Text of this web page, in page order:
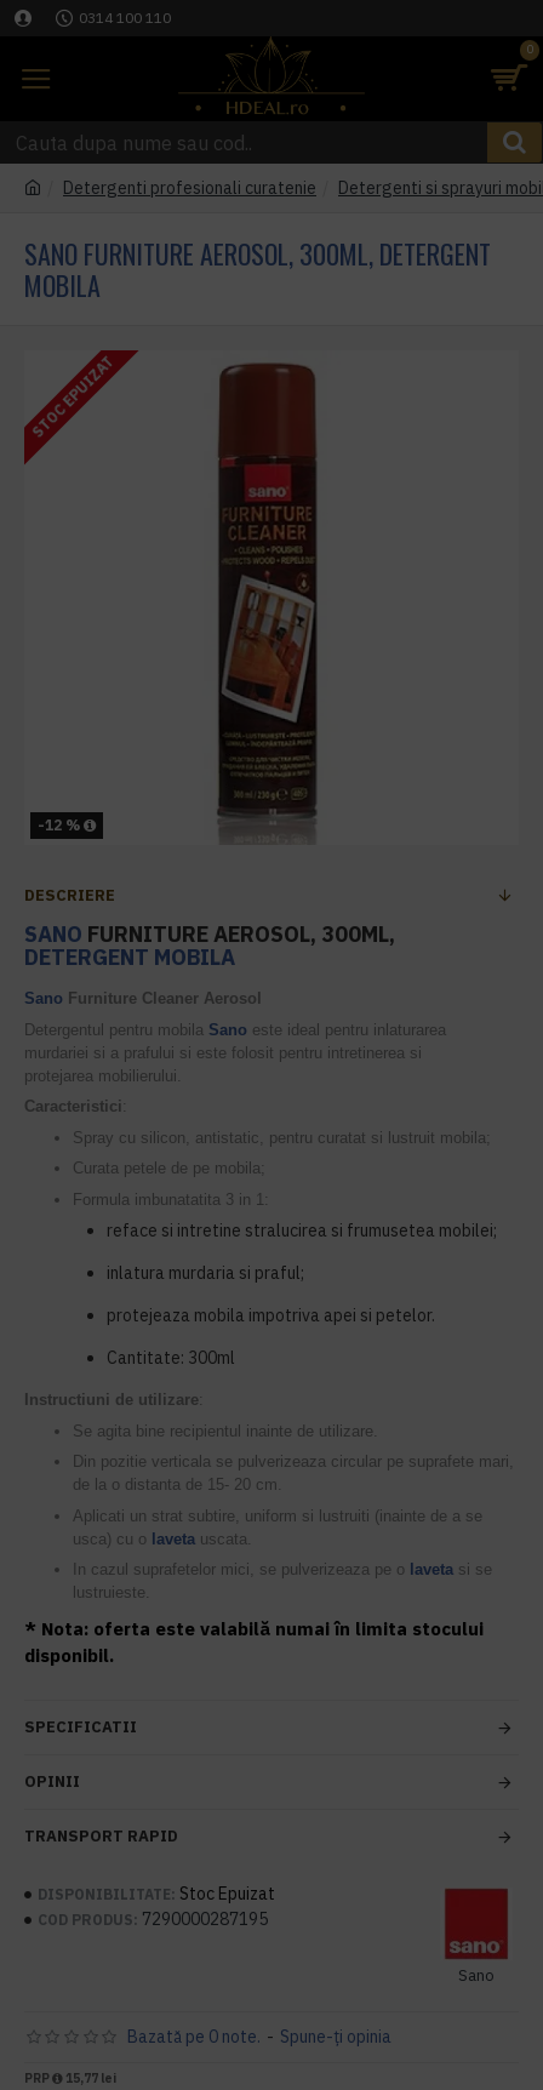
0314 100 110
0
Detergenti profesionali curatenie Detergenti si sprayuri
SANO FURNITURE AEROSOL, 300ML, DETERGENT
MOBILA
-12 %
STOC EPUIZAT
DESCRIERE
SANO FURNITURE AEROSOL, 300ML,
DETERGENT MOBILA
Sano Furniture Cleaner Aerosol
Detergentul pentru mobila Sano este ideal pentru inlaturarea
murdariei si a prafului si este folosit pentru intretinerea si
protejarea mobilierului.
Caracteristici :
Spray cu silicon, antistatic, pentru curatat si lustruit mobila;
Curata petele de pe mobila;
Formula imbunatatita 3 in 1:
reface si intretine stralucirea si frumusetea mobilei;
inlatura murdaria si praful;
protejeaza mobila impotriva apei si petelor.
Cantitate: 300ml
Instructiuni de utilizare:
Se agita bine recipientul inainte de utilizare.
Din pozitie verticala se pulverizeaza circular pe suprafete mari,
de la o distanta de 15- 20 cm.
Aplicati un strat subtire, uniform si lustruiti (inainte de a se
usca) cu o laveta uscata.
In cazul suprafetelor mici, se pulverizeaza pe o laveta si se
lustruieste.
* Nota: oferta este valabilă numai în limita stocului
disponibil.
SPECIFICATII
OPINII
TRANSPORT RAPID
DISPONIBILITATE: Stoc Epuizat
COD PRODUS: 7290000287195
Sano
Bazată pe 0 note. - Spune-ţi opinia
PRP 15,77 lei